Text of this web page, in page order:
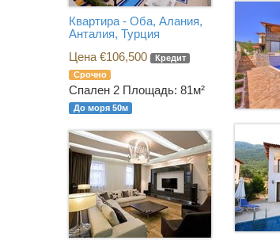
Квартира - Оба, Алания,
Анталия, Турция
Цена €106,500
Кредит
Срочно
Спален 2 Площадь: 81м²
До моря 50м